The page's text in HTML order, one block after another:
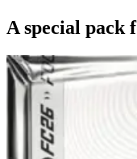
A special pack